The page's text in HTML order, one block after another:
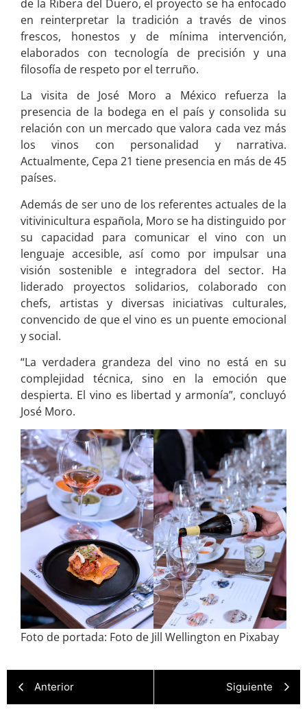
de la Ribera del Duero, el proyecto se ha enfocado
en reinterpretar la tradición a través de vinos
frescos, honestos y de mínima intervención,
elaborados con tecnología de precisión y una
filosofía de respeto por el terruño.
La visita de José Moro a México refuerza la
presencia de la bodega en el país y consolida su
relación con un mercado que valora cada vez más
los vinos con personalidad y narrativa.
Actualmente, Cepa 21 tiene presencia en más de 45
países.
Además de ser uno de los referentes actuales de la
vitivinicultura española, Moro se ha distinguido por
su capacidad para comunicar el vino con un
lenguaje accesible, así como por impulsar una
visión sostenible e integradora del sector. Ha
liderado proyectos solidarios, colaborado con
chefs, artistas y diversas iniciativas culturales,
convencido de que el vino es un puente emocional
y social.
“La verdadera grandeza del vino no está en su
complejidad técnica, sino en la emoción que
despierta. El vino es libertad y armonía”, concluyó
José Moro.
Foto de portada: Foto de Jill Wellington en Pixabay
Anterior Siguiente